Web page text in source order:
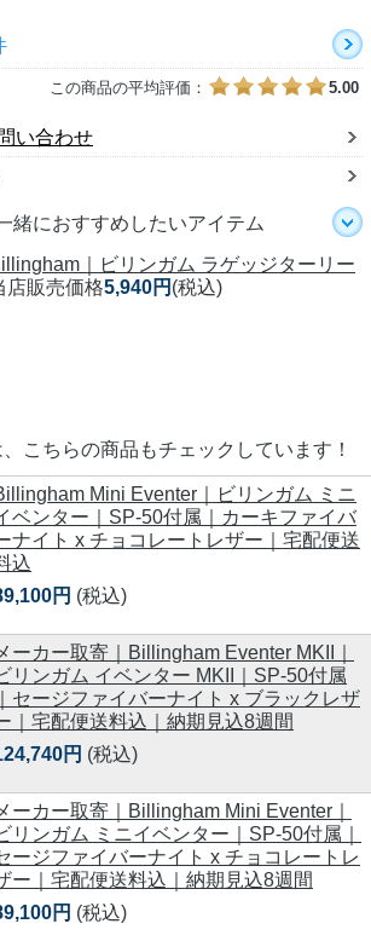
この商品の平均評価： 5.00
い合わせ
緒におすすめしたいアイテム
｜ビリンガム ラゲッジターリー
店販売価格5,940円 (税込)
こちらの商品もチェックしています！
Mini Eventer｜ビリンガム ミニ
ベンター｜SP-50付属｜カーキファイバ
ナイト x チョコレートレザー｜宅配便送
込
円 (税込)
ーカー取寄｜Billingham Eventer MKII｜
リンガム イベンター MKII｜SP-50付属
｜セージファイバーナイト x ブラックレザ
｜宅配便送料込｜納期見込8週間
円 (税込)
ーカー取寄｜Billingham Mini Eventer｜
リンガム ミニイベンター｜SP-50付属｜
ージファイバーナイト x チョコレートレ
ー｜宅配便送料込｜納期見込8週間
円 (税込)